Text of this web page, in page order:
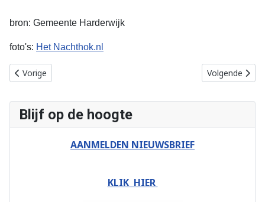
bron: Gemeente Harderwijk
foto's: Het Nachthok.nl
Vorig artikel: Bewonersbrief Nachthok- 16 februari 2017
Vorige Volgende
Volgende
Blijf op de hoogte
AANMELDEN NIEUWSBRIEF
KLIK HIER